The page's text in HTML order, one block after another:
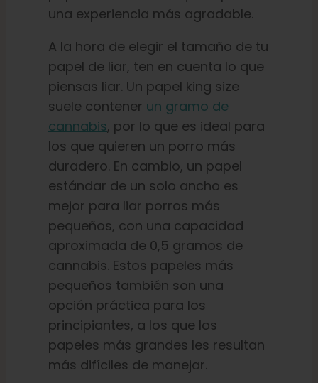
una experiencia más agradable.
A la hora de elegir el tamaño de tu
papel de liar, ten en cuenta lo que
piensas liar. Un papel king size
suele contener un gramo de
cannabis, por lo que es ideal para
los que quieren un porro más
duradero. En cambio, un papel
estándar de un solo ancho es
mejor para liar porros más
pequeños, con una capacidad
aproximada de 0,5 gramos de
cannabis. Estos papeles más
pequeños también son una
opción práctica para los
principiantes, a los que los
papeles más grandes les resultan
más difíciles de manejar.